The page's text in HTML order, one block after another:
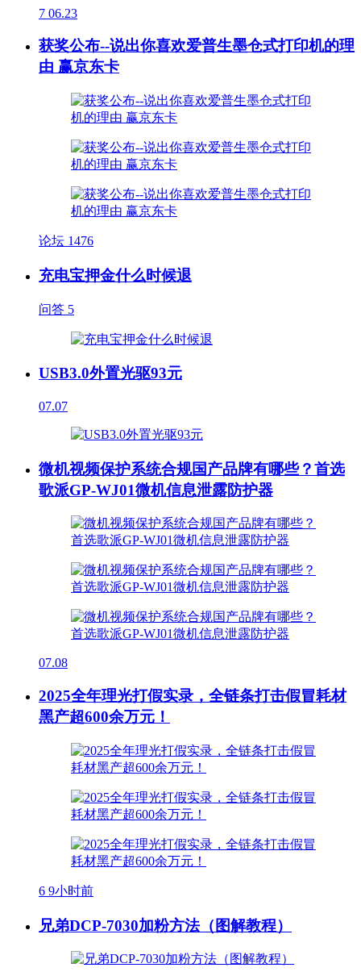
7 06.23
获奖公布--说出你喜欢爱普生墨仓式打印机的理
由 赢京东卡
论坛 1476
充电宝押金什么时候退
问答 5
USB3.0外置光驱93元
07.07
微机视频保护系统合规国产品牌有哪些？首选
歌派GP-WJ01微机信息泄露防护器
07.08
2025全年理光打假实录，全链条打击假冒耗材
黑产超600余万元！
6 9小时前
兄弟DCP-7030加粉方法（图解教程）